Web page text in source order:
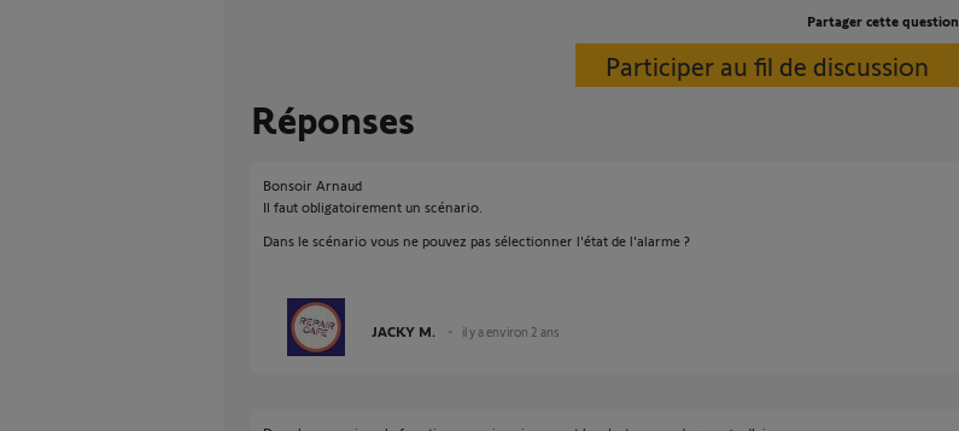
Partager cette question
Participer au fil de discussion
Réponses
Bonsoir Arnaud
Il faut obligatoirement un scénario.
Dans le scénario vous ne pouvez pas sélectionner l'état de l'alarme ?
JACKY M. il y a environ 2 ans